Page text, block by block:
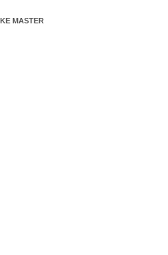
MASTER